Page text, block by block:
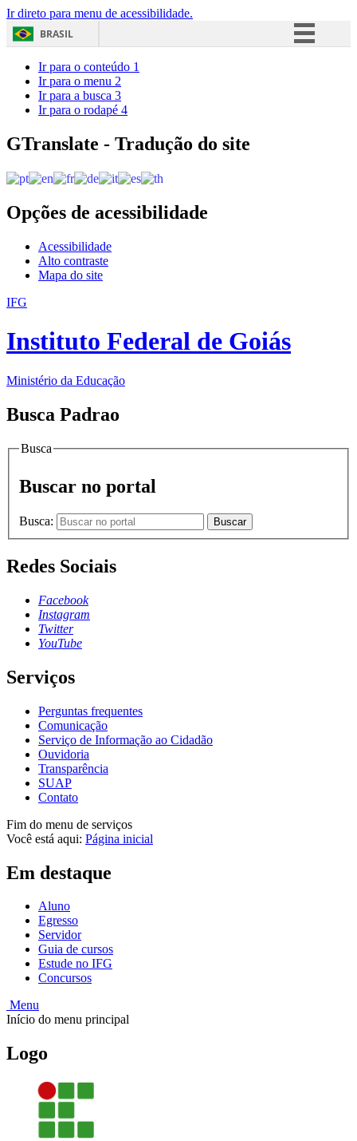
Ir direto para menu de acessibilidade.
BRASIL
Acesso à informação
Ir para o conteúdo 1
Ir para o menu 2
Ir para a busca 3
Ir para o rodapé 4
GTranslate - Tradução do site
Opções de acessibilidade
Acessibilidade
Alto contraste
Mapa do site
IFG
Instituto Federal de Goiás
Ministério da Educação
Busca Padrao
Busca
Buscar no portal
Busca: Buscar
Redes Sociais
Facebook
Instagram
Twitter
YouTube
Serviços
Perguntas frequentes
Comunicação
Serviço de Informação ao Cidadão
Ouvidoria
Transparência
SUAP
Contato
Fim do menu de serviços
Você está aqui: Página inicial
Em destaque
Aluno
Egresso
Servidor
Guia de cursos
Estude no IFG
Concursos
Menu
Início do menu principal
Logo